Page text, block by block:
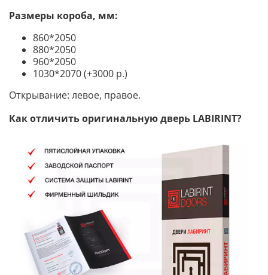
Размеры короба, мм:
860*2050
880*2050
960*2050
1030*2070 (+3000 р.)
Открывание: левое, правое.
Как отличить оригинальную дверь LABIRINT?